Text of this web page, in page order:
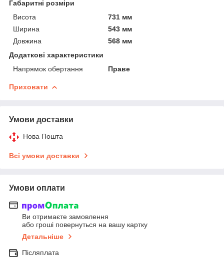
Габаритні розміри
Висота
731 мм
Ширина
543 мм
Довжина
568 мм
Додаткові характеристики
Напрямок обертання
Праве
Приховати
Умови доставки
Нова Пошта
Всі умови доставки
Умови оплати
Ви отримаєте замовлення
або гроші повернуться на вашу картку
Детальніше
Післяплата